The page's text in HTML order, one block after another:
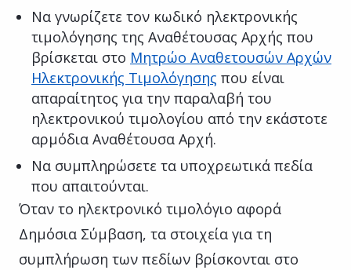
Να γνωρίζετε τον κωδικό ηλεκτρονικής
τιμολόγησης της Αναθέτουσας Αρχής που
βρίσκεται στο Μητρώο Αναθετουσών Αρχών
Ηλεκτρονικής Τιμολόγησης που είναι
απαραίτητος για την παραλαβή του
ηλεκτρονικού τιμολογίου από την εκάστοτε
αρμόδια Αναθέτουσα Αρχή.
Να συμπληρώσετε τα υποχρεωτικά πεδία
που απαιτούνται.
Όταν το ηλεκτρονικό τιμολόγιο αφορά
Δημόσια Σύμβαση, τα στοιχεία για τη
συμπλήρωση των πεδίων βρίσκονται στο